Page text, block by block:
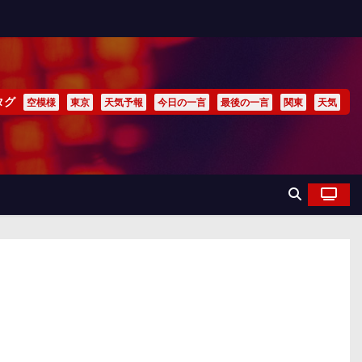
グ 空模様 東京 天気予報 今日の一言 最後の一言 関東 天気